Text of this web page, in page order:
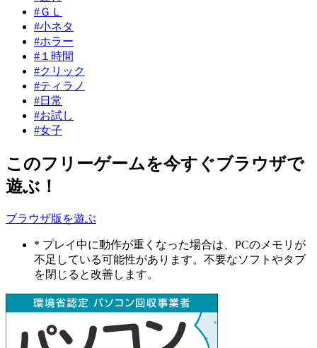
#ＧＬ
#小ネタ
#ホラー
#１時間
#クリック
#ティラノ
#日常
#お試し
#女子
このフリーゲームを今すぐブラウザで
遊ぶ！
ブラウザ版を遊ぶ
* プレイ中に動作が重くなった場合は、PCのメモリが
不足している可能性があります。不要なソフトやタブ
を閉じると改善します。